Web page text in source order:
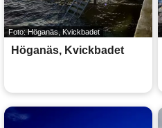
Foto: Höganäs, Kvickbadet
Höganäs, Kvickbadet